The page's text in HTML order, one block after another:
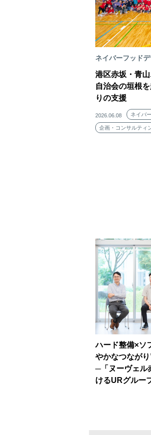
ネイバーフッド
港区赤坂・青
自治会の垣根
りの支援
2026.06.08 ネイバ
企画・コンサルティ
ハード整備×ソ
やかなつなが
─「ヌーヴェル
けるURグルー